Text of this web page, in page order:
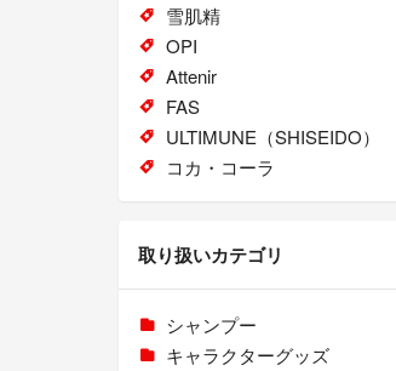
雪肌精
OPI
Attenir
FAS
ULTIMUNE（SHISEIDO）
コカ・コーラ
取り扱いカテゴリ
シャンプー
キャラクターグッズ